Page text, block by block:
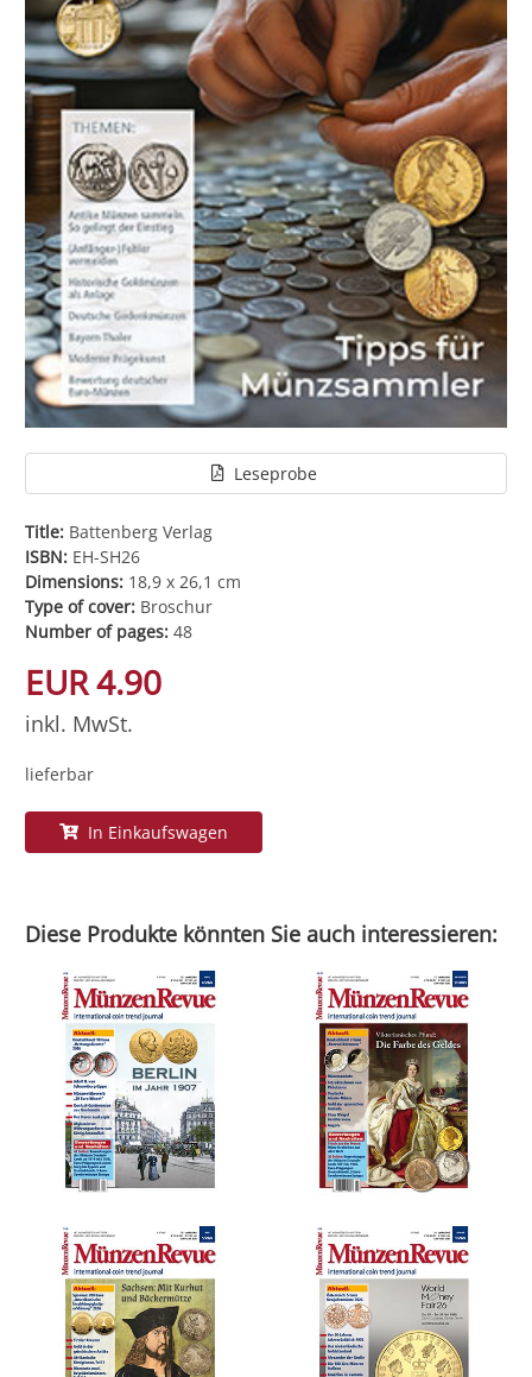
Leseprobe
Title: Battenberg Verlag
ISBN: EH-SH26
Dimensions: 18,9 x 26,1 cm
Type of cover: Broschur
Number of pages: 48
EUR 4.90
inkl. MwSt.
lieferbar
In Einkaufswagen
Diese Produkte könnten Sie auch interessieren: